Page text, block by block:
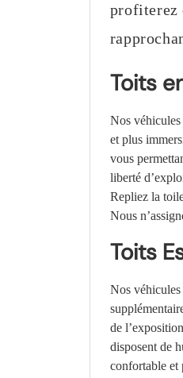
profiterez
Toits
Nos véhicules
et plus
vous
liberté
Repliez la
Nous
Toits
Nos véhicules
de
disposent de
confortable et